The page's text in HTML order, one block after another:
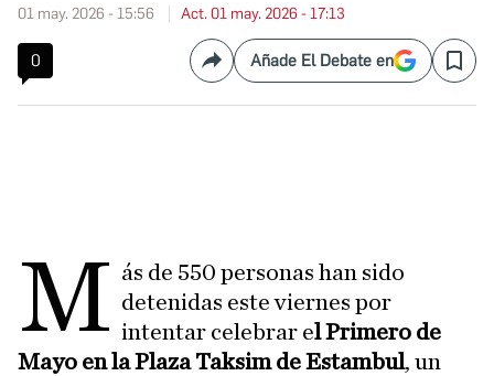
01 may. 2026 - 15:56 Act. 01 may. 2026 - 17:13
0 CompartirAñade El Debate en Save
M ás de 550 personas han sido
detenidas este viernes por
intentar celebrar el Primero de
Mayo en la Plaza Taksim de Estambul, un